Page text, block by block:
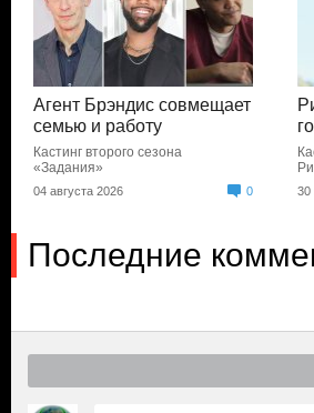
Агент Брэндис совмещает
семью и работу
Кастинг второго сезона
«Задания»
04 августа 2026 0 30
Последние